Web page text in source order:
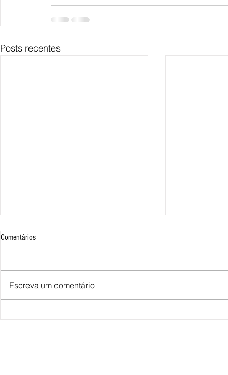
Posts recentes
Comentários
Escreva um comentário